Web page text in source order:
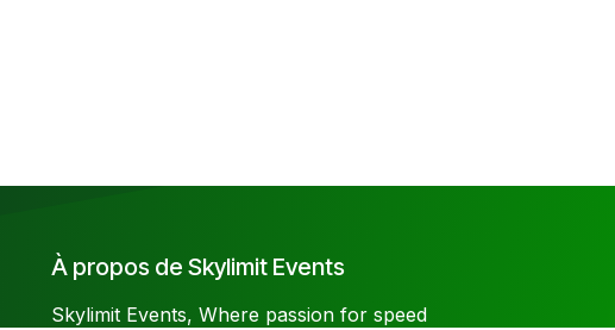
À propos de Skylimit Events
Skylimit Events, Where passion for speed